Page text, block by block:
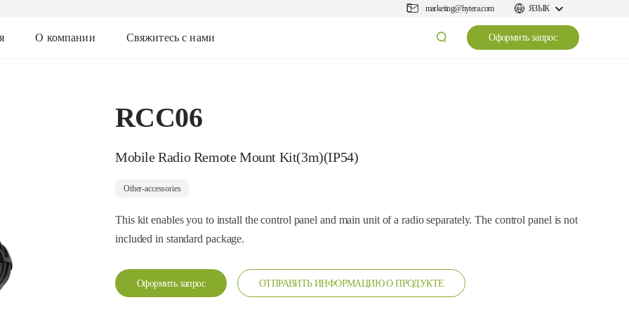
marketing@hytera.com ЯЗЫК
О компании Свяжитесь с нами Оформить запрос
RCC06
Mobile Radio Remote Mount Kit(3m)(IP54)
Other-accessories
This kit enables you to install the control panel and main unit of a radio separately. The control panel is not
included in standard package.
Оформить запрос ОТПРАВИТЬ ИНФОРМАЦИЮ О ПРОДУКТЕ